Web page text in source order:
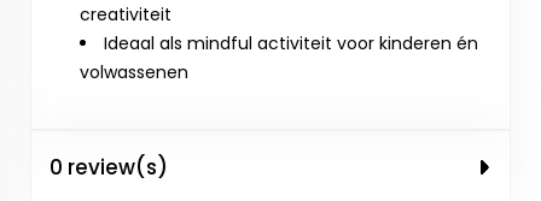
creativiteit
Ideaal als mindful activiteit voor kinderen én
volwassenen
0 review(s)